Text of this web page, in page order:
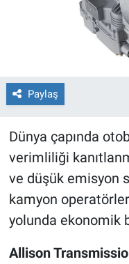
Paylaş
Dünya çapında
verimliliği
ve düşük emisyon
kamyon
yolunda ekonomik
Allison